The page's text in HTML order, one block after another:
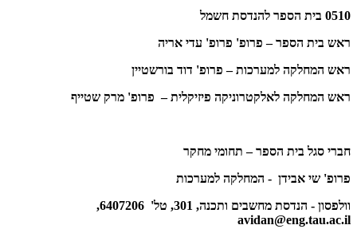
0510 בית הספר להנדסת חשמל
ראש בית הספר – פרופ' פרופ' עדי אריה
ראש המחלקה למערכות – פרופ' דוד בורשטיין
ראש המחלקה לאלקטרוניקה פיזיקלית – פרופ' מרק שטייף
חברי סגל בית הספר – תחומי מחקר
פרופ' שי אבידן - המחלקה למערכות
וולפסון - הנדסת מחשבים ותכנה, 301, טל' 6407206,
avidan@eng.tau.ac.il